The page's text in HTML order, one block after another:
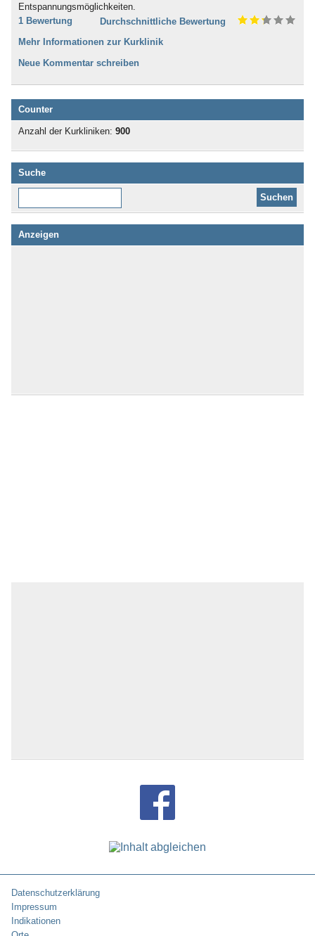
Entspannungsmöglichkeiten.
1 Bewertung
Durchschnittliche Bewertung
Mehr Informationen zur Kurklinik
Neue Kommentar schreiben
Counter
Anzahl der Kurkliniken: 900
Suche
Anzeigen
Datenschutzerklärung
Impressum
Indikationen